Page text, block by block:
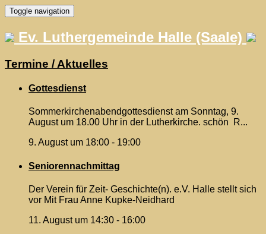
Skip
to
content
Toggle navigation
Ev. Luthergemeinde Halle (Saale)
Termine / Aktuelles
Gottesdienst
Sommerkirchenabendgottesdienst am Sonntag, 9.
August um 18.00 Uhr in der Lutherkirche. schön R...
9. August um 18:00 - 19:00
Seniorennachmittag
Der Verein für Zeit- Geschichte(n). e.V. Halle stellt sich
vor Mit Frau Anne Kupke-Neidhard
11. August um 14:30 - 16:00